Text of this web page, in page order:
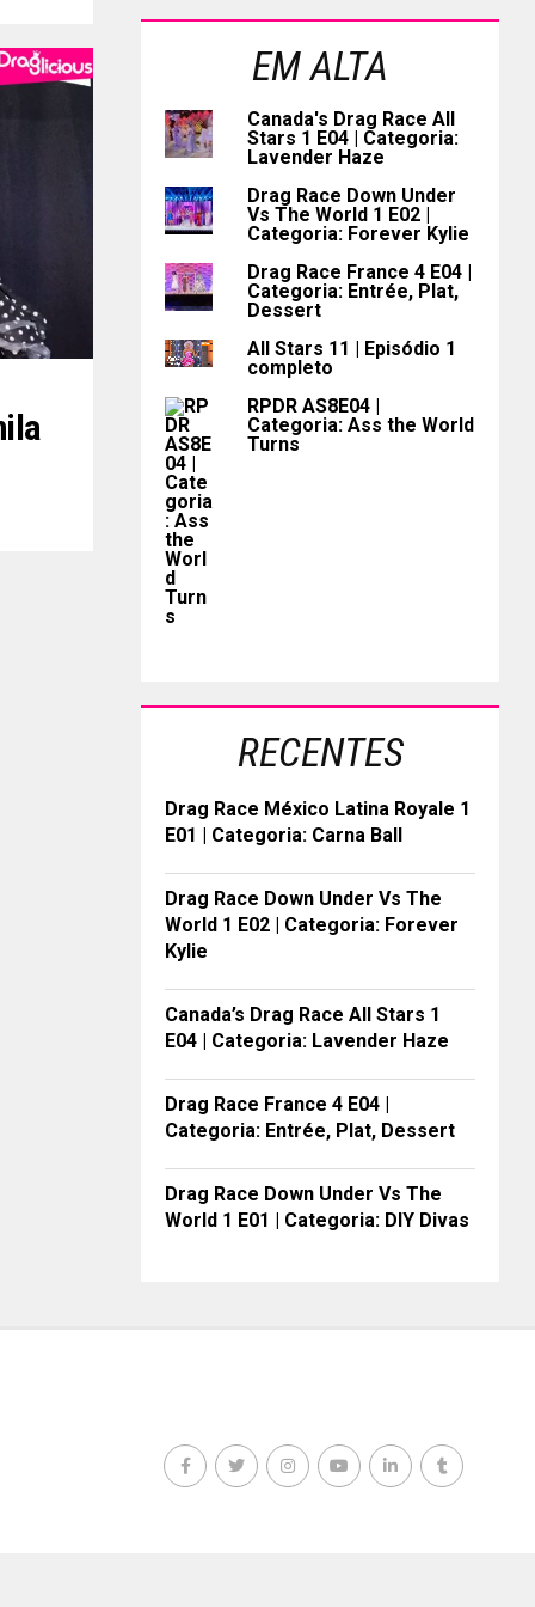
EM ALTA
Canada's Drag Race All
Stars 1 E04 | Categoria:
Lavender Haze
Drag Race Down Under
Vs The World 1 E02 |
Categoria: Forever Kylie
Drag Race France 4 E04 |
Categoria: Entrée, Plat,
Dessert
All Stars 11 | Episódio 1
completo
RPDR AS8E04 |
Categoria: Ass the World
Turns
RECENTES
Drag Race México Latina Royale 1
E01 | Categoria: Carna Ball
Drag Race Down Under Vs The
World 1 E02 | Categoria: Forever
Kylie
Canada’s Drag Race All Stars 1
E04 | Categoria: Lavender Haze
Drag Race France 4 E04 |
Categoria: Entrée, Plat, Dessert
Drag Race Down Under Vs The
World 1 E01 | Categoria: DIY Divas